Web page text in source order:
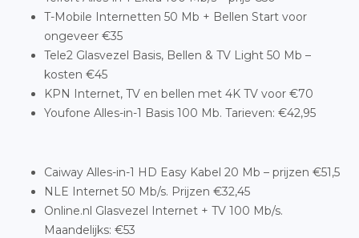
T-Mobile Internetten 50 Mb + Bellen Start voor
ongeveer €35
Tele2 Glasvezel Basis, Bellen & TV Light 50 Mb –
kosten €45
KPN Internet, TV en bellen met 4K TV voor €70
Youfone Alles-in-1 Basis 100 Mb. Tarieven: €42,95
Caiway Alles-in-1 HD Easy Kabel 20 Mb – prijzen €51,5
NLE Internet 50 Mb/s. Prijzen €32,45
Online.nl Glasvezel Internet + TV 100 Mb/s.
Maandelijks: €53